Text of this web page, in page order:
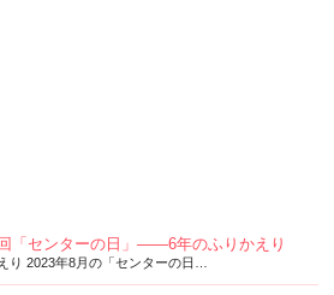
「センターの日」——6年のふりかえり
り 2023年8月の「センターの日…